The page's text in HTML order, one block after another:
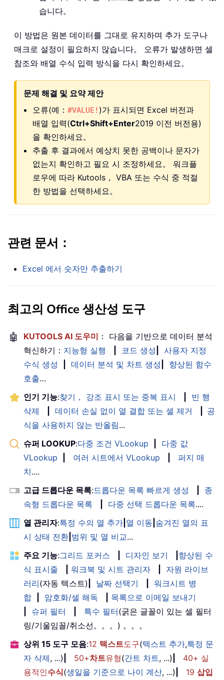
습니다。
이 방법은 원본 데이터를 그대로 유지하며 추가 도구나
매크로 설정이 필요하지 않습니다。 오류가 발생하면 셀
참조와 배열 수식 입력 방식을 다시 확인하세요。
문제 해결 및 요약 제안
오류(예： #VALUE! )가 표시되면 Excel 버전과
배열 입력(Ctrl+Shift+Enter2019 이전 버전용)
을 확인하세요。
추출 후 결과에서 예상치 못한 공백이나 문자가
없는지 확인하고 필요 시 조정하세요。 워크플
로우에 따라 Kutools， VBA 또는 수식 중 적절
한 방법을 선택하세요。
관련 문서：
Excel 에서 숫자만 추출하기
최고의 Office 생산성 도구
🤖 KUTOOLS AI 도우미 ： 다음을 기반으로 데이터 분석
혁신하기： 지능형 실행 코드 생성
사용자 지정
수식 생성
데이터 분석 및 차트 생성
향상된 함수
호출…
인기 기능:찾기， 강조 표시 또는 중복 표시
빈 행
삭제
데이터 손실 없이 열 결합 또는 셀 제거
공
식을 사용하지 않는 반올림...
슈퍼 LOOKUP:다중 조건 VLookup
다중 값
VLookup
여러 시트에서 VLookup
퍼지 매
치....
고급 드롭다운 목록:드롭다운 목록 빠르게 생성
종
속형 드롭다운 목록
다중 선택 드롭다운 목록....
열 관리자:특정 수의 열 추가 열 이동 숨겨진 열의 표
시 상태 전환 범위 및 열 비교...
주요 기능:그리드 포커스 디자인 보기
향상된 수
식 표시줄
워크북 및 시트 관리자
자원 라이브
러리(자동 텍스트) 날짜 선택기
워크시트 병
합
암호화/셀 해독
목록으로 이메일 보내기
슈퍼 필터 특수 필터(굵은 글꼴이 있는 셀 필터
링/기울임꼴/취소선。。。) 。。。
상위 15 도구 모음:12 텍스트도구(텍스트 추가,특정 문
자 삭제, ...) 50+차트유형(간트 차트, ...)
40+ 실
용적인수식(생일을 기준으로 나이 계산, ...) 19 삽입